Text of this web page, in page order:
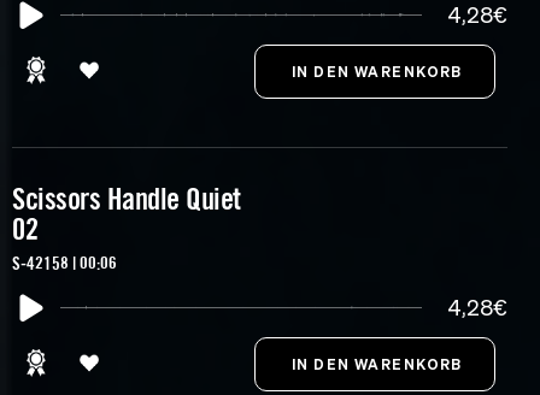
4,28€
Scissors Handle Quiet
02
S-42158 | 00:06
4,28€